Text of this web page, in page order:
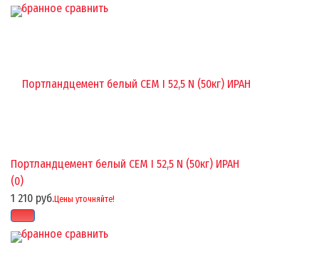
избранное сравнить
избранное сравнить
Портландцемент белый CEM I 52,5 N (50кг) ИРАН
(0)
1 210 руб.Цены уточняйте!